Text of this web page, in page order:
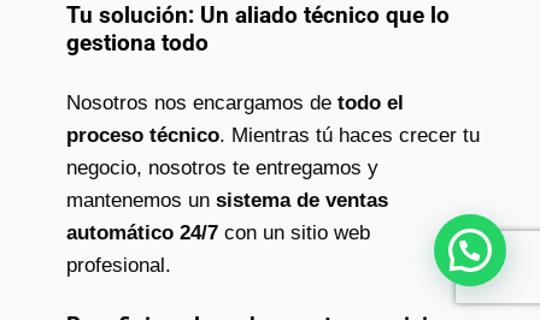
Tu solución: Un aliado técnico que lo
gestiona todo
Nosotros nos encargamos de todo el
proceso técnico. Mientras tú haces crecer tu
negocio, nosotros te entregamos y
mantenemos un sistema de ventas
automático 24/7 con un sitio web
profesional.